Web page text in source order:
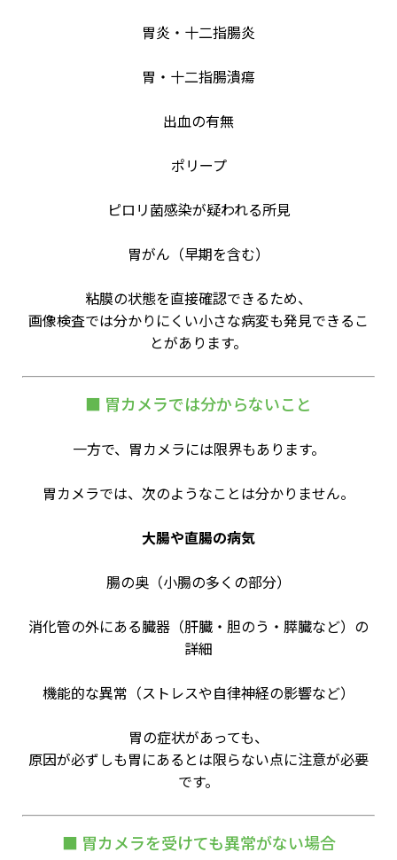
胃炎・十二指腸炎
胃・十二指腸潰瘍
出血の有無
ポリープ
ピロリ菌感染が疑われる所見
胃がん（早期を含む）
粘膜の状態を直接確認できるため、
画像検査では分かりにくい小さな病変も発見できるこ
とがあります。
■ 胃カメラでは分からないこと
一方で、胃カメラには限界もあります。
胃カメラでは、次のようなことは分かりません。
大腸や直腸の病気
腸の奥（小腸の多くの部分）
消化管の外にある臓器（肝臓・胆のう・膵臓など）の
詳細
機能的な異常（ストレスや自律神経の影響など）
胃の症状があっても、
原因が必ずしも胃にあるとは限らない点に注意が必要
です。
■ 胃カメラを受けても異常がない場合